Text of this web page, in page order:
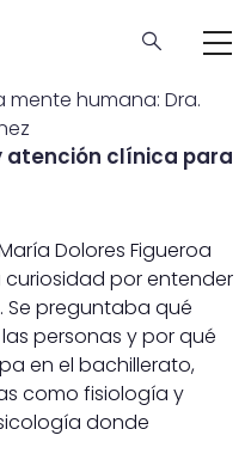
humana: Dra.
atención clínica para
Dolores Figueroa
por entender
preguntaba qué
personas y por qué
en el bachillerato,
como fisiología y
donde